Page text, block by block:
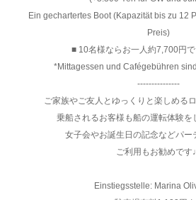
Ein gechartertes Boot (Kapazität bis zu 12
Preis)
■ 10名様ならお一人約7,700円
*Mittagessen und Cafégebühren
---------------
ご家族やご友人とゆっくりと楽しめる
乗船されるお客様も船の運転体験を
女子会やお誕生日の記念などパー
ご利用もお勧めです♩
Einstiegsstelle: Marina